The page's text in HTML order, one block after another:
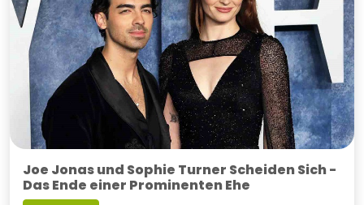
Joe Jonas und Sophie Turner Scheiden Sich -
Das Ende einer Prominenten Ehe